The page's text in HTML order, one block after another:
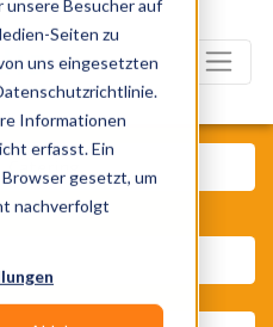
unsere Besucher auf
Seiten zu
uns eingesetzten
Informationen
erfasst. Ein
gesetzt, um
nachverfolgt
Was? Künstler, Zelte, Bands,